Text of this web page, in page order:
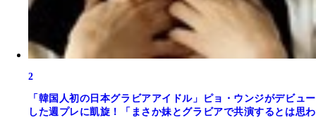
2
「韓国人初の日本グラビアアイドル」ピョ・ウンジがデビュー
した週プレに凱旋！「まさか妹とグラビアで共演するとは思わ